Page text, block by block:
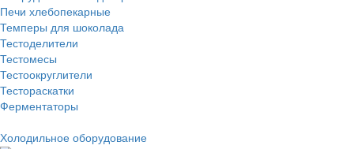
Печи хлебопекарные
Темперы для шоколада
Тестоделители
Тестомесы
Тестоокруглители
Тестораскатки
Ферментаторы
Холодильное оборудование